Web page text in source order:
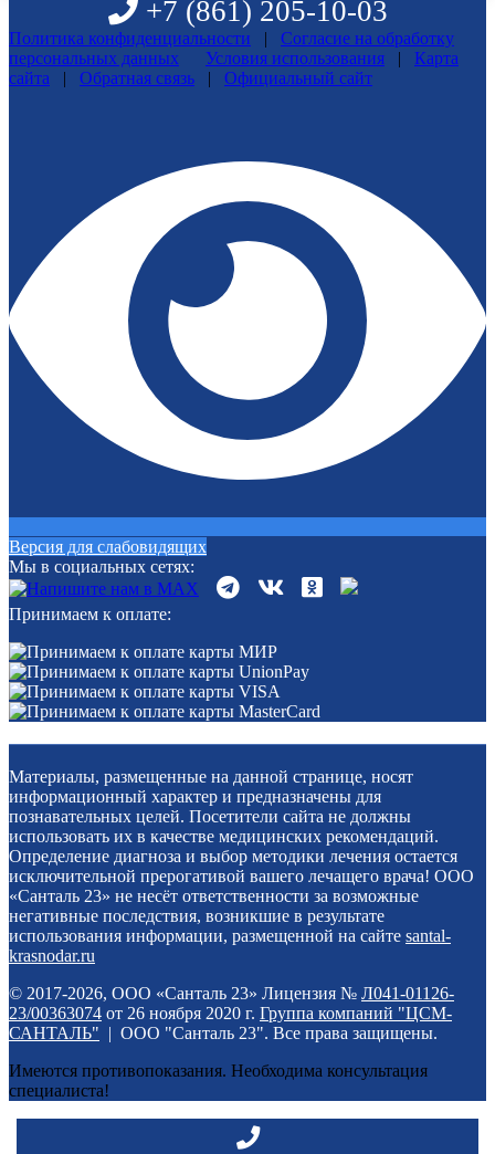
+7 (861) 205-10-03
Политика конфиденциальности |
Согласие на обработку
персональных данных
Условия использования |
Карта
сайта
| Обратная связь | Официальный сайт
Версия для слабовидящих
Мы в социальных сетях:
Принимаем к оплате:
Материалы, размещенные на данной странице, носят
информационный характер и предназначены для
познавательных целей. Посетители сайта не должны
использовать их в качестве медицинских рекомендаций.
Определение диагноза и выбор методики лечения остается
исключительной прерогативой вашего лечащего врача! ООО
«Санталь 23» не несёт ответственности за возможные
негативные последствия, возникшие в результате
использования информации, размещенной на сайте santal-
krasnodar.ru
© 2017-2026, ООО «Санталь 23» Лицензия № Л041-01126-
23/00363074 от 26 ноября 2020 г. Группа компаний "ЦСМ-
САНТАЛЬ" | ООО "Санталь 23". Все права защищены.
Имеются противопоказания. Необходима консультация
специалиста!